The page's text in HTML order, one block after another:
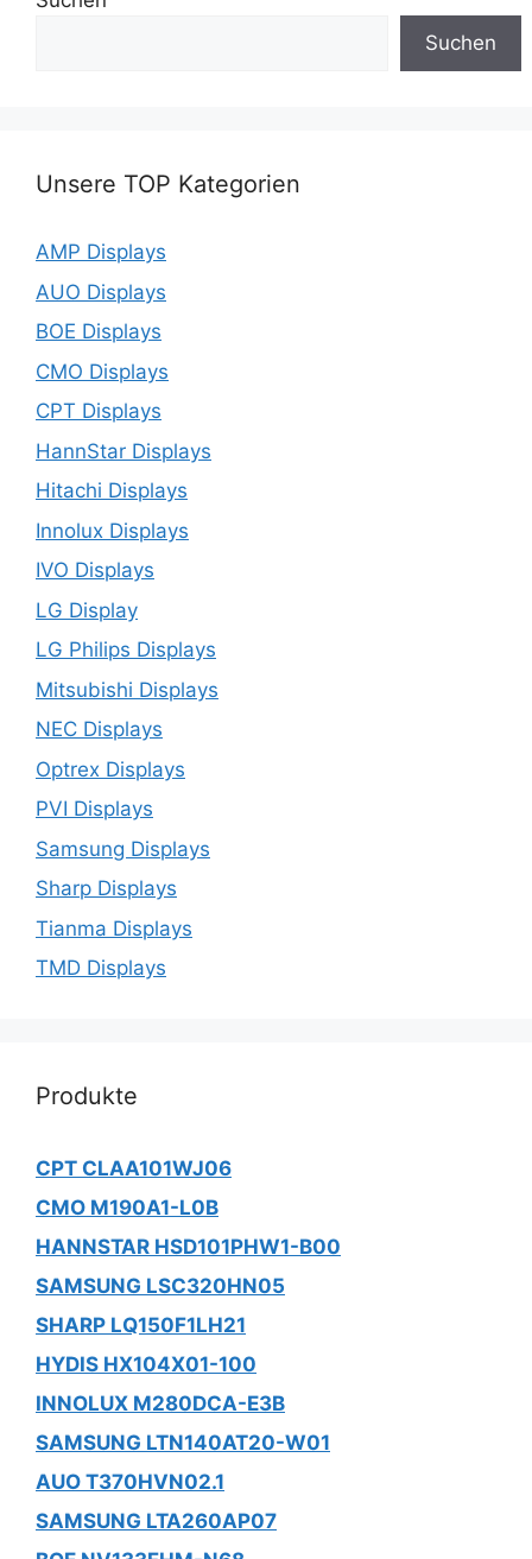
Suchen
Unsere TOP Kategorien
AMP Displays
AUO Displays
BOE Displays
CMO Displays
CPT Displays
HannStar Displays
Hitachi Displays
Innolux Displays
IVO Displays
LG Display
LG Philips Displays
Mitsubishi Displays
NEC Displays
Optrex Displays
PVI Displays
Samsung Displays
Sharp Displays
Tianma Displays
TMD Displays
Produkte
CPT CLAA101WJ06
CMO M190A1-L0B
HANNSTAR HSD101PHW1-B00
SAMSUNG LSC320HN05
SHARP LQ150F1LH21
HYDIS HX104X01-100
INNOLUX M280DCA-E3B
SAMSUNG LTN140AT20-W01
AUO T370HVN02.1
SAMSUNG LTA260AP07